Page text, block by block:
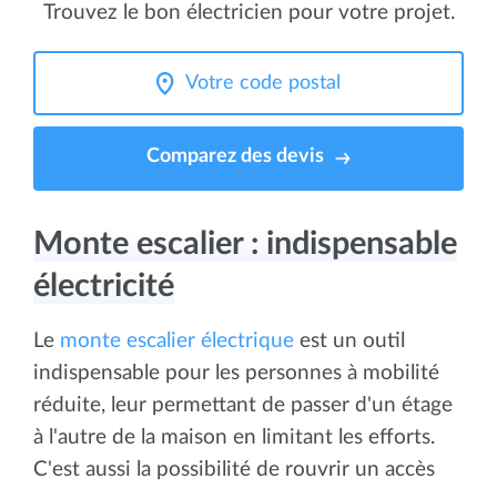
Trouvez le bon électricien pour votre projet.
Comparez des devis
Monte escalier : indispensable
électricité
Le monte escalier électrique est un outil
indispensable pour les personnes à mobilité
réduite, leur permettant de passer d'un étage
à l'autre de la maison en limitant les efforts.
C'est aussi la possibilité de rouvrir un accès